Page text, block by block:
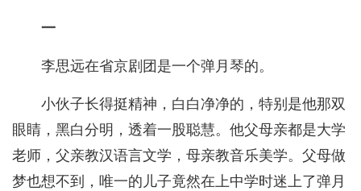
一
李思远在省京剧团是一个弹月琴的。
小伙子长得挺精神，白白净净的，特别是他那双
眼睛，黑白分明，透着一股聪慧。他父母亲都是大学
老师，父亲教汉语言文学，母亲教音乐美学。父母做
梦也想不到，唯一的儿子竟然在上中学时迷上了弹月